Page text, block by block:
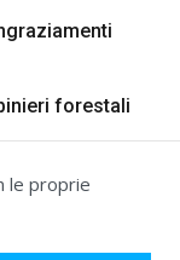
forestali
le proprie